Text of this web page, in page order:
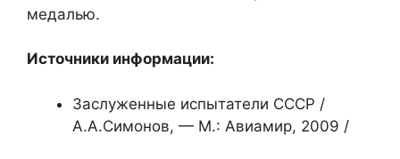
медалью.
Источники информации:
Заслуженные испытатели СССР /
А.А.Симонов, — М.: Авиамир, 2009 /